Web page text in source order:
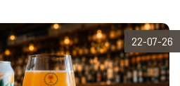
22-07-26